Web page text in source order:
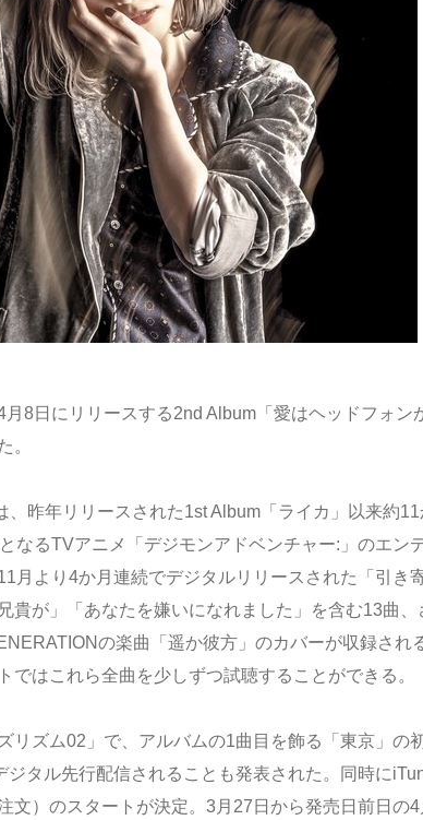
8日にリリースする2nd Album「愛はヘッドフォン
。
昨年リリースされた1st Album「ライカ」以来約
なるTVアニメ「デジモンアドベンチャー:」のエン
月より4か月連続でデジタルリリースされた「引き
貴が」「あなたを嫌いになれました」を含む13曲、
の楽曲「遥か彼方」のカバーが収録され
ではこれら全曲を少しずつ試聴することができる。
リズム02」で、アルバムの1曲目を飾る「東京」の
タル先行配信されることも発表された。同時に
文）のスタートが決定。3月27日から発売日前日の